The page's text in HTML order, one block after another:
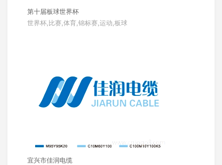
第十届板球世界杯
世界杯,比赛,体育,锦标赛,运动,板球
宜兴市佳润电缆